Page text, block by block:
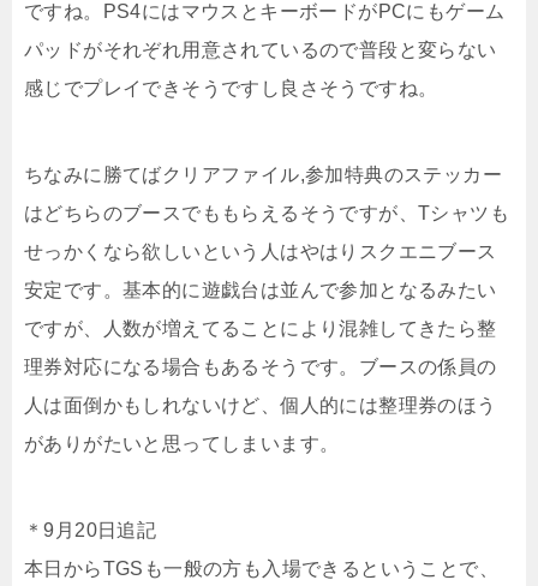
ですね。PS4にはマウスとキーボードがPCにもゲーム
パッドがそれぞれ用意されているので普段と変らない
感じでプレイできそうですし良さそうですね。
ちなみに勝てばクリアファイル,参加特典のステッカー
はどちらのブースでももらえるそうですが、Tシャツも
せっかくなら欲しいという人はやはりスクエニブース
安定です。基本的に遊戯台は並んで参加となるみたい
ですが、人数が増えてることにより混雑してきたら整
理券対応になる場合もあるそうです。ブースの係員の
人は面倒かもしれないけど、個人的には整理券のほう
がありがたいと思ってしまいます。
＊9月20日追記
本日からTGSも一般の方も入場できるということで、